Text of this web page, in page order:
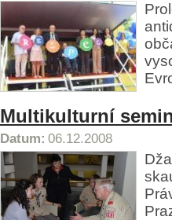
Multikulturní
Datum: 06.12.2008